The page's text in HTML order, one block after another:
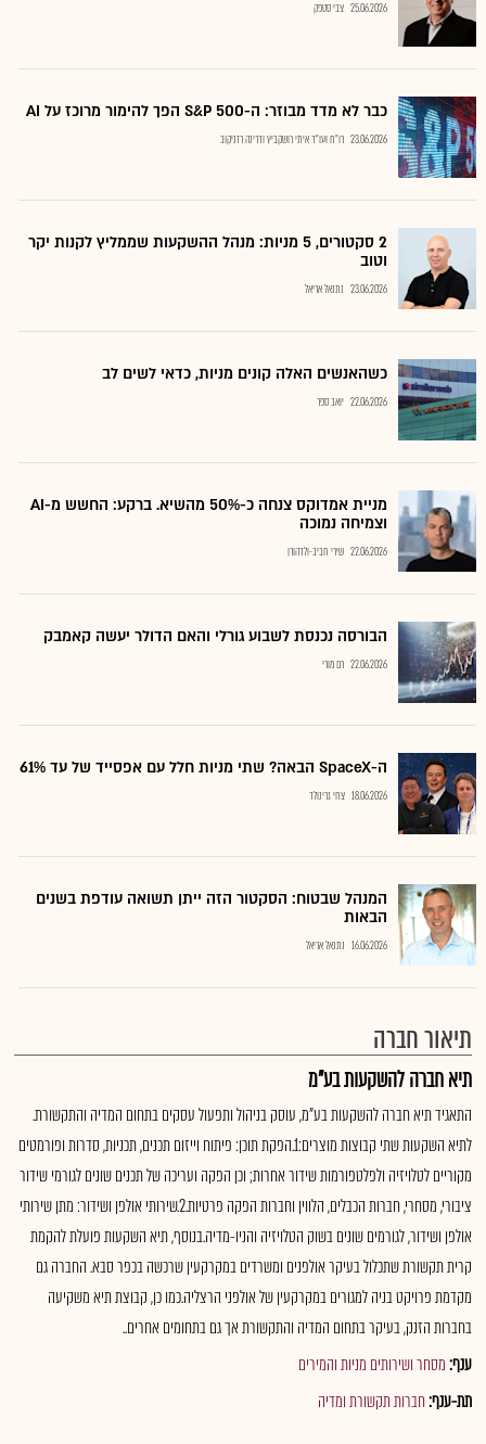
25.06.2026 צבי סטפק
כבר לא מדד מבוזר: ה-S&P 500 הפך להימור מרוכז על AI
23.06.2026 רו"ח ועו"ד איתי רושקביץ ודרינה רזניקוב
2 סקטורים, 5 מניות: מנהל ההשקעות שממליץ לקנות יקר
וטוב
23.06.2026 נתנאל אריאל
כשהאנשים האלה קונים מניות, כדאי לשים לב
22.06.2026 יואב ספר
מניית אמדוקס צנחה כ-50% מהשיא. ברקע: החשש מ-AI
וצמיחה נמוכה
22.06.2026 שירי חביב-ולדהורן
הבורסה נכנסת לשבוע גורלי והאם הדולר יעשה קאמבק
22.06.2026 רם מורי
ה-SpaceX הבאה? שתי מניות חלל עם אפסייד של עד 61%
18.06.2026 צחי גרינולד
המנהל שבטוח: הסקטור הזה ייתן תשואה עודפת בשנים
הבאות
16.06.2026 נתנאל אריאל
תיאור חברה
תיא חברה להשקעות בע"מ
התאגיד תיא חברה להשקעות בע"מ, עוסק בניהול ותפעול עסקים בתחום המדיה והתקשורת.
לתיא השקעות שתי קבוצות מוצרים:1.הפקת תוכן: פיתוח וייזום תכנים, תכניות, סדרות ופורמטים
מקוריים לטלויזיה ולפלטפורמות שידור אחרות; וכן הפקה ועריכה של תכנים שונים לגורמי שידור
ציבורי, מסחרי, חברות הכבלים, הלווין וחברות הפקה פרטיות.2.שירותי אולפן ושידור: מתן שירותי
אולפן ושידור, לגורמים שונים בשוק הטלויזיה והניו-מדיה.בנוסף, תיא השקעות פועלת להקמת
קרית תקשורת שתכלול בעיקר אולפנים ומשרדים במקרקעין שרכשה בכפר סבא. החברה גם
מקדמת פרויקט בניה למגורים במקרקעין של אולפני הרצליה.כמו כן, קבוצת תיא משקיעה
בחברות הזנק, בעיקר בתחום המדיה והתקשורת אך גם בתחומים אחרים..
ענף:מסחר ושירותים מניות והמירים
תת-ענף:חברות תקשורת ומדיה